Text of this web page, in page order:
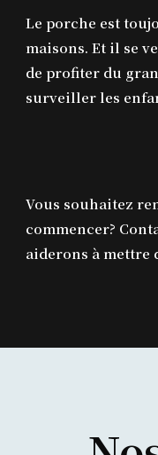
Le porche est
maisons. Et il se
de profiter du
surveiller les
Vous souhaitez
commencer?
aiderons à mettre